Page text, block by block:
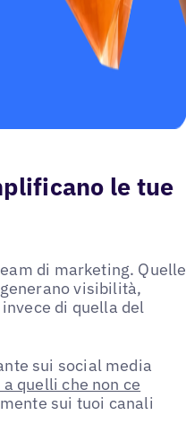
le tue
di marketing. Quelle
visibilità,
di quella del
sui social media
quelli che non ce
sui tuoi canali